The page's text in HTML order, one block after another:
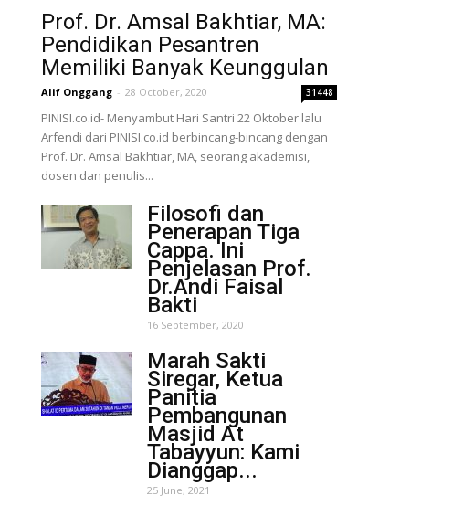
Prof. Dr. Amsal Bakhtiar, MA:
Pendidikan Pesantren
Memiliki Banyak Keunggulan
Alif Onggang - 28 October, 2020 31448
PINISI.co.id- Menyambut Hari Santri 22 Oktober lalu
Arfendi dari PINISI.co.id berbincang-bincang dengan
Prof. Dr. Amsal Bakhtiar, MA, seorang akademisi,
dosen dan penulis...
Filosofi dan
Penerapan Tiga
Cappa. Ini
Penjelasan Prof.
Dr.Andi Faisal
Bakti
16 September, 2020
Marah Sakti
Siregar, Ketua
Panitia
Pembangunan
Masjid At
Tabayyun: Kami
Dianggap...
25 June, 2021